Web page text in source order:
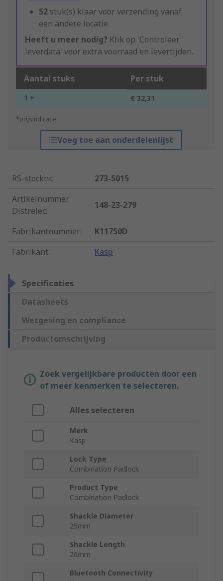
52 stuk(s) klaar voor verzending vanaf
een andere locatie
Heeft u meer nodig? Klik op 'Controleer
leverdata' voor extra voorraad en levertijden.
Aantal stuks Per stuk
1 + € 32,31
*prijsindicatie
Voeg toe aan onderdelenlijst
RS-stocknr.:
273-5015
Artikelnummer
Distrelec:
148-23-279
Fabrikantnummer:
K11750D
Fabrikant: Kasp
Specificaties
Datasheets
Wetgeving en compliance
Productomschrijving
Zoek vergelijkbare producten door een
of meer kenmerken te selecteren.
Alles selecteren
Merk
Kasp
Lock Type
Combination Padlock
Product Type
Combination Padlock
Shackle Diameter
25mm
Shackle Length
26mm
Bluetooth Connectivity